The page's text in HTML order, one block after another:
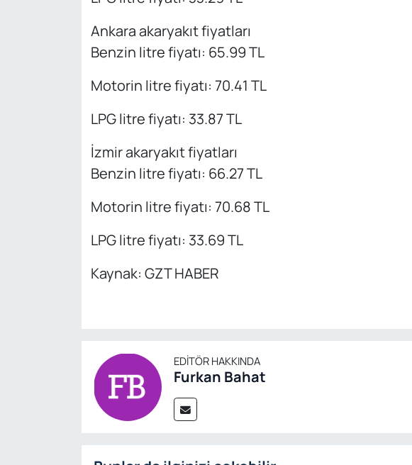
Ankara akaryakıt fiyatları
Benzin litre fiyatı: 65.99 TL
Motorin litre fiyatı: 70.41 TL
LPG litre fiyatı: 33.87 TL
İzmir akaryakıt fiyatları
Benzin litre fiyatı: 66.27 TL
Motorin litre fiyatı: 70.68 TL
LPG litre fiyatı: 33.69 TL
Kaynak: GZT HABER
EDITÖR HAKKINDA
Furkan Bahat